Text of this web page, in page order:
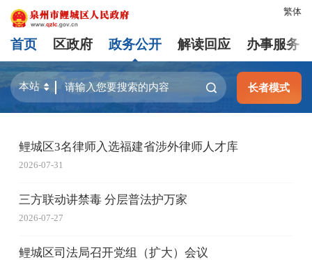
繁体
首页 区政府 政务公开 解读回应 办事服务
长者模式
鲤城区3名律师入选福建省涉外律师人才库
2026-07-31
三方联动讲禁毒 分层普法护万家
2026-07-27
鲤城区司法局召开党组（扩大）会议